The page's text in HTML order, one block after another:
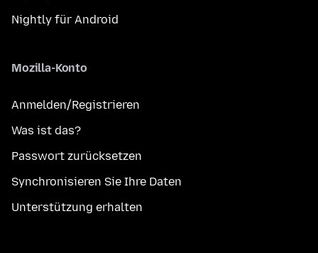
Nightly für Android
Mozilla-Konto
Anmelden/Registrieren
Was ist das?
Passwort zurücksetzen
Synchronisieren Sie Ihre Daten
Unterstützung erhalten